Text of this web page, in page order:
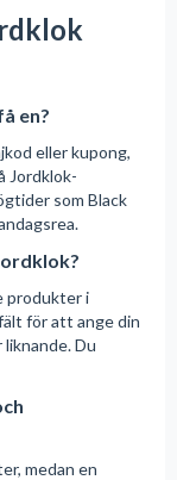
en?
eller kupong,
Jordklok-
som Black
produkter i
för att ange din
liknande. Du
medan en